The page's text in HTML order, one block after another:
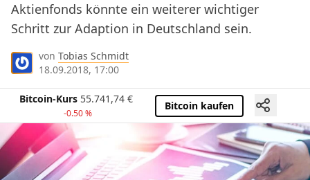
Aktienfonds könnte ein weiterer wichtiger
Schritt zur Adaption in Deutschland sein.
von Tobias Schmidt
18.09.2018, 17:00
Bitcoin-Kurs 55.741,74 €
-0.50 %
Bitcoin kaufen